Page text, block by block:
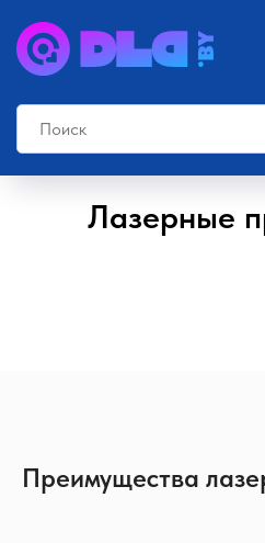
Главная страница »
Лазерные проекторы
Лазерные
Преимущества